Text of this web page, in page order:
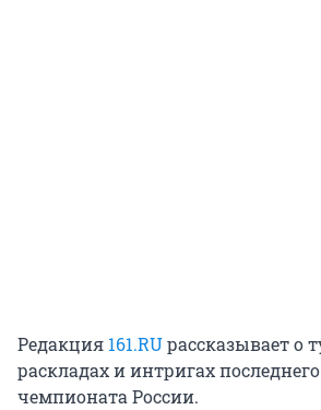
Редакция 161.RUрассказывает о
раскладах и интригах
чемпионата России.